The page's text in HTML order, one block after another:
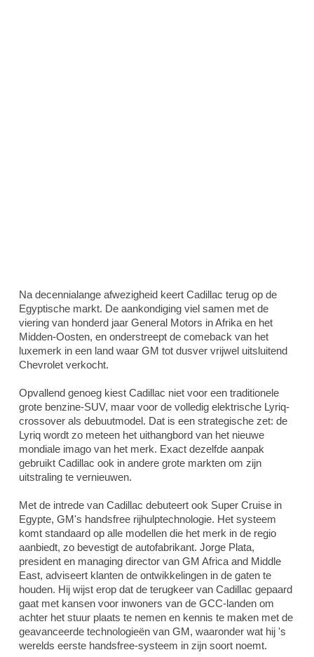
Na decennialange afwezigheid keert Cadillac terug op de
Egyptische markt. De aankondiging viel samen met de
viering van honderd jaar General Motors in Afrika en het
Midden-Oosten, en onderstreept de comeback van het
luxemerk in een land waar GM tot dusver vrijwel uitsluitend
Chevrolet verkocht.
Opvallend genoeg kiest Cadillac niet voor een traditionele
grote benzine-SUV, maar voor de volledig elektrische Lyriq-
crossover als debuutmodel. Dat is een strategische zet: de
Lyriq wordt zo meteen het uithangbord van het nieuwe
mondiale imago van het merk. Exact dezelfde aanpak
gebruikt Cadillac ook in andere grote markten om zijn
uitstraling te vernieuwen.
Met de intrede van Cadillac debuteert ook Super Cruise in
Egypte, GM's handsfree rijhulptechnologie. Het systeem
komt standaard op alle modellen die het merk in de regio
aanbiedt, zo bevestigt de autofabrikant. Jorge Plata,
president en managing director van GM Africa and Middle
East, adviseert klanten de ontwikkelingen in de gaten te
houden. Hij wijst erop dat de terugkeer van Cadillac gepaard
gaat met kansen voor inwoners van de GCC-landen om
achter het stuur plaats te nemen en kennis te maken met de
geavanceerde technologieën van GM, waaronder wat hij 's
werelds eerste handsfree-systeem in zijn soort noemt.